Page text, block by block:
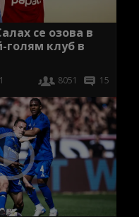
се озова в
голям клуб в
8051 15